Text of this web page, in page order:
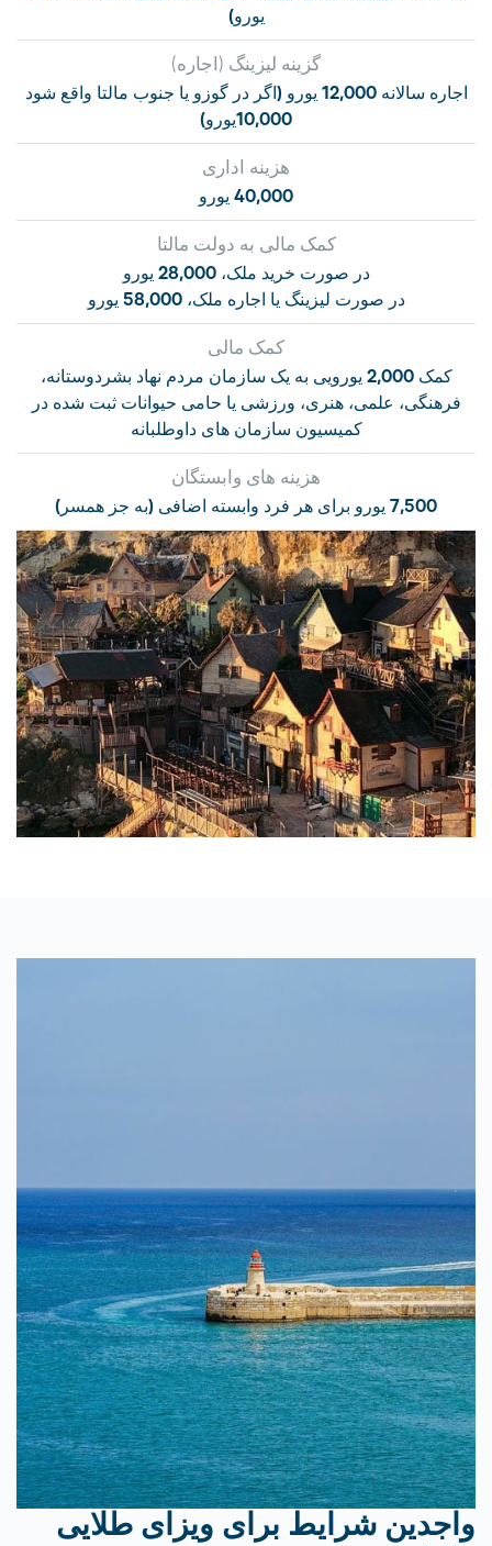
یورو)
گزینه لیزینگ (اجاره)
اجاره سالانه 12,000 یورو (اگر در گوزو یا جنوب مالتا واقع شود
10,000یورو)
هزینه اداری
40,000 یورو
کمک مالی به دولت مالتا
در صورت خرید ملک، 28,000 یورو
در صورت لیزینگ یا اجاره ملک، 58,000 یورو
کمک مالی
کمک 2,000 یورویی به یک سازمان مردم نهاد بشردوستانه،
فرهنگی، علمی، هنری، ورزشی یا حامی حیوانات ثبت شده در
کمیسیون سازمان های داوطلبانه
هزینه های وابستگان
7,500 یورو برای هر فرد وابسته اضافی (به جز همسر)
واجدین شرایط برای ویزای طلایی